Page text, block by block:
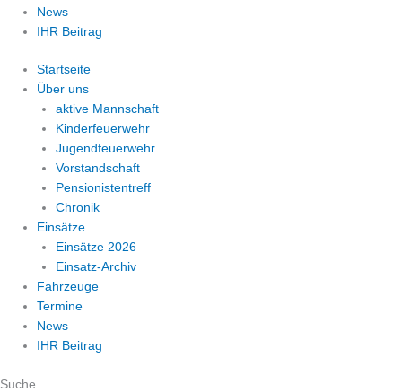
News
IHR Beitrag
Startseite
Über uns
aktive Mannschaft
Kinderfeuerwehr
Jugendfeuerwehr
Vorstandschaft
Pensionistentreff
Chronik
Einsätze
Einsätze 2026
Einsatz-Archiv
Fahrzeuge
Termine
News
IHR Beitrag
Suche